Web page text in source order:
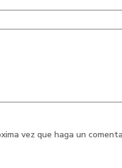
vez que haga un